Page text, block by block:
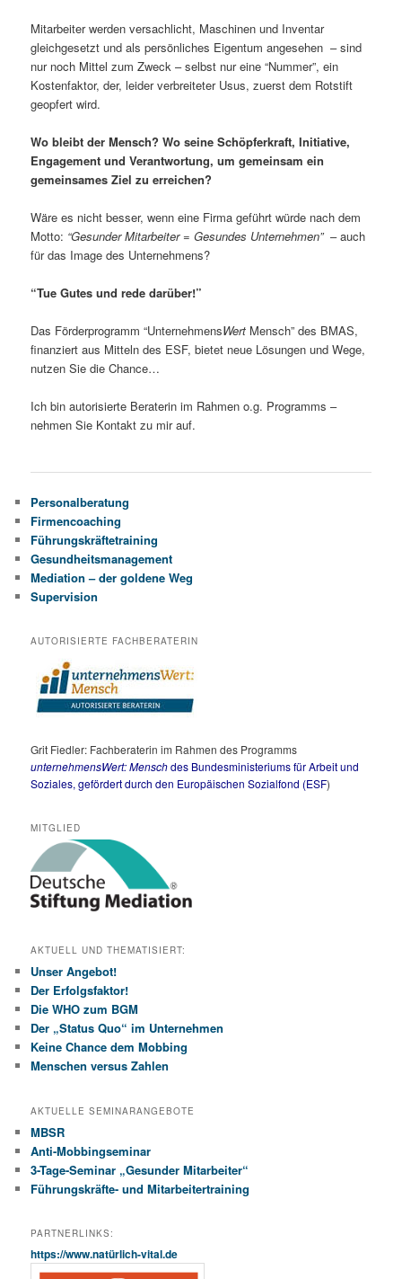
Mitarbeiter werden versachlicht, Maschinen und Inventar
gleichgesetzt und als persönliches Eigentum angesehen – sind
nur noch Mittel zum Zweck – selbst nur eine “Nummer”, ein
Kostenfaktor, der, leider verbreiteter Usus, zuerst dem Rotstift
geopfert wird.
Wo bleibt der Mensch? Wo seine Schöpferkraft, Initiative,
Engagement und Verantwortung, um gemeinsam ein
gemeinsames Ziel zu erreichen?
Wäre es nicht besser, wenn eine Firma geführt würde nach dem
Motto: “Gesunder Mitarbeiter = Gesundes Unternehmen” – auch
für das Image des Unternehmens?
“Tue Gutes und rede darüber!”
Das Förderprogramm “UnternehmensWert Mensch” des BMAS,
finanziert aus Mitteln des ESF, bietet neue Lösungen und Wege,
nutzen Sie die Chance…
Ich bin autorisierte Beraterin im Rahmen o.g. Programms –
nehmen Sie Kontakt zu mir auf.
Personalberatung
Firmencoaching
Führungskräftetraining
Gesundheitsmanagement
Mediation – der goldene Weg
Supervision
AUTORISIERTE FACHBERATERIN
Grit Fiedler: Fachberaterin im Rahmen des Programms
unternehmensWert: Menschdes Bundesministeriums für Arbeit und
Soziales,gefördert durch den Europäischen Sozialfond (ESF)
MITGLIED
AKTUELL UND THEMATISIERT:
Unser Angebot!
Der Erfolgsfaktor!
Die WHO zum BGM
Der „Status Quo“ im Unternehmen
Keine Chance dem Mobbing
Menschen versus Zahlen
AKTUELLE SEMINARANGEBOTE
MBSR
Anti-Mobbingseminar
3-Tage-Seminar „Gesunder Mitarbeiter“
Führungskräfte- und Mitarbeitertraining
PARTNERLINKS:
https://www.natürlich-vital.de